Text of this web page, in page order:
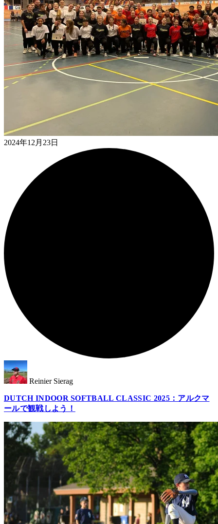
2024年12月23日
Reinier Sierag
DUTCH INDOOR SOFTBALL CLASSIC 2025：アルクマ
ールで観戦しよう！